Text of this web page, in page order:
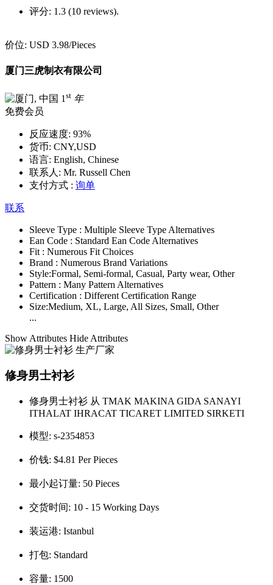
评分: 1.3 (10 reviews).
价位: USD 3.98/Pieces
厦门三虎制衣有限公司
1 st 年
免费会员
反应速度: 93%
货币: CNY,USD
语言: English, Chinese
联系人: Mr. Russell Chen
支付方式 : 询单
联系
Sleeve Type : Multiple Sleeve Type Alternatives
Ean Code : Standard Ean Code Alternatives
Fit : Numerous Fit Choices
Brand : Numerous Brand Variations
Style:Formal, Semi-formal, Casual, Party wear, Other
Pattern : Many Pattern Alternatives
Certification : Different Certification Range
Size:Medium, XL, Large, All Sizes, Small, Other
...
Show Attributes Hide Attributes
修身男士衬衫
修身男士衬衫 从 TMAK MAKINA GIDA SANAYI
ITHALAT IHRACAT TICARET LIMITED SIRKETI
模型: s-2354853
价钱: $4.81 Per Pieces
最小起订量: 50 Pieces
交货时间: 10 - 15 Working Days
装运港: Istanbul
打包: Standard
容量: 1500